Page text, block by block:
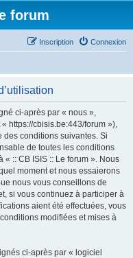
forum
Connexion
Inscription
ci-après par « nous »,
https://cbisis.be:443/forum »),
des conditions suivantes. Si
de toutes les conditions
:: CB ISIS :: Le forum ». Nous
moment et nous essaierons
nous vous conseillons de
si vous continuez à participer à
aient été effectuées, vous
modifiées et mises à
ci-après par « logiciel